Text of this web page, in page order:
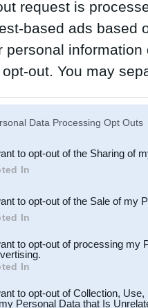
request is
based ads based
personal
out. You may
Participants
parties.
Data Processing Opt Outs
to opt-out of the Sharing of
In
to opt-out of the Sale of my
In
to opt-out of processing my
In
to opt-out of Collection,
Personal Data that Is